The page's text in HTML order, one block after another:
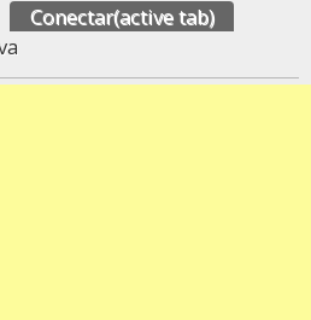
Conectar(active tab)